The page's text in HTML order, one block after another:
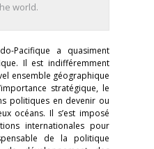
world.
Pacifique a quasiment
Il est indifféremment
ensemble géographique
stratégique, le
politiques en devenir ou
océans. Il s’est imposé
internationales pour
de la politique